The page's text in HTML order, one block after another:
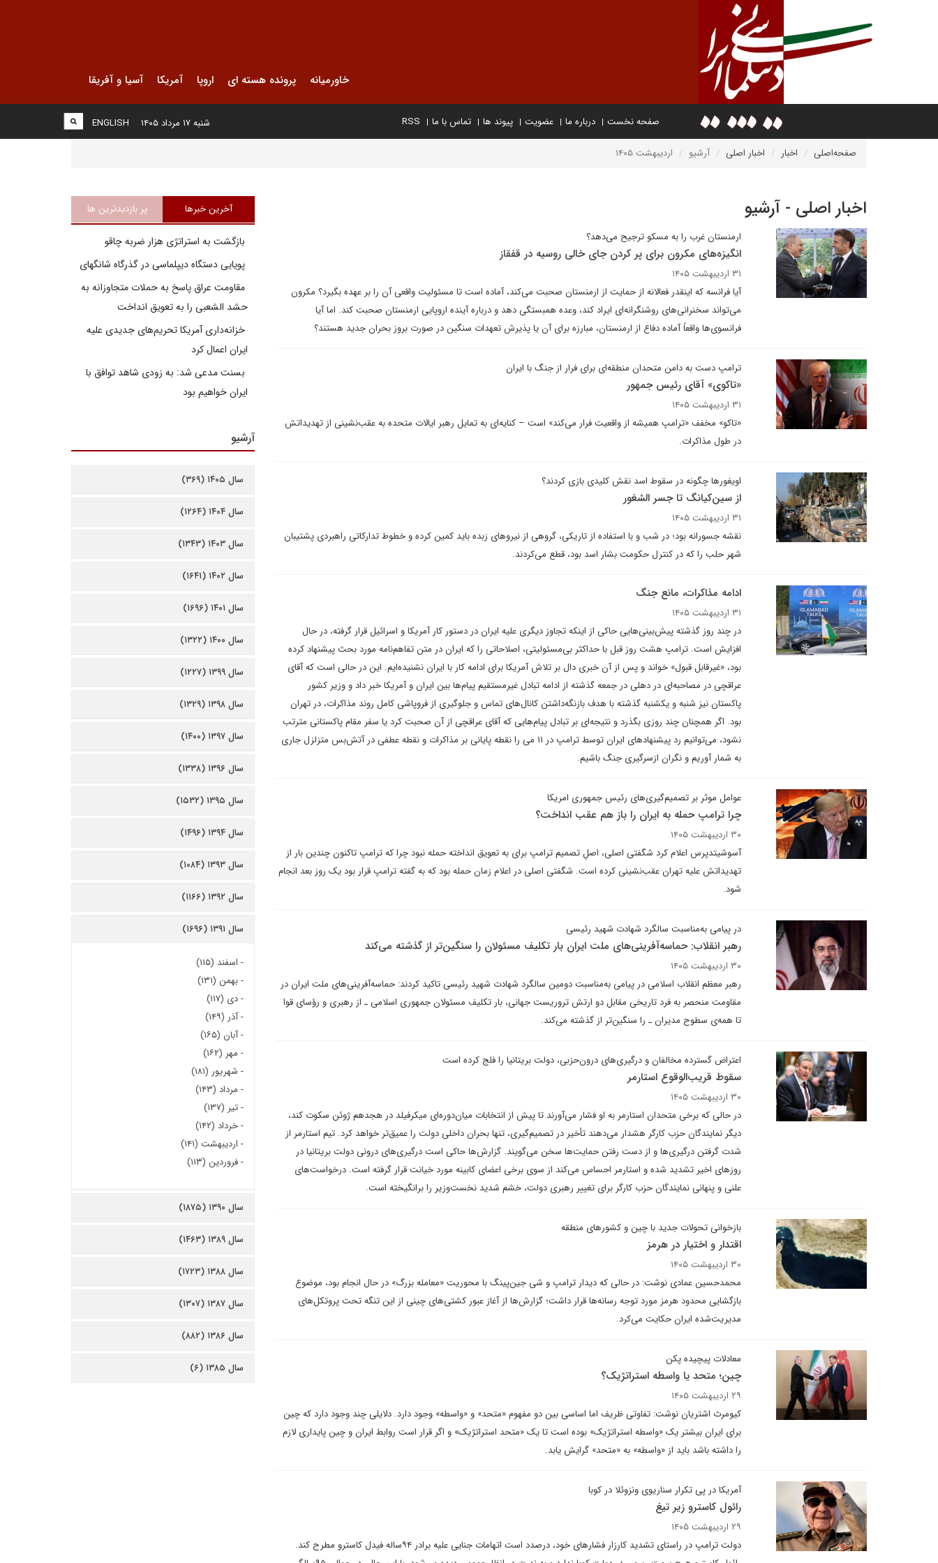
خاورمیانه پرونده هسته ای اروپا آمریکا آسیا و آفریقا
صفحه نخست درباره ما عضویت پیوند ها تماس با ما RSS
ENGLISH شنبه ۱۷ مرداد ۱۴۰۵
صفحه‌اصلی اخبار اخبار اصلی آرشیو اردیبهشت ۱۴۰۵
اخبار اصلی - آرشیو
ارمنستان غرب را به مسکو ترجیح می‌دهد؟
انگیزه‌های مکرون برای پر کردن جای خالی روسیه در قفقاز
۳۱ اردیبهشت ۱۴۰۵
آیا فرانسه که اینقدر فعالانه از حمایت از ارمنستان صحبت می‌کند، آماده است تا مسئولیت واقعی آن را بر عهده بگیرد؟ مکرون
می‌تواند سخنرانی‌های روشنگرانه‌ای ایراد کند، وعده همبستگی دهد و درباره آینده اروپایی ارمنستان صحبت کند. اما آیا
فرانسوی‌ها واقعاً آماده دفاع از ارمنستان، مبارزه برای آن یا پذیرش تعهدات سنگین در صورت بروز بحران جدید هستند؟
ترامپ دست به دامن متحدان منطقه‌ای برای فرار از جنگ با ایران
«تاکوی» آقای رئیس جمهور
۳۱ اردیبهشت ۱۴۰۵
«تاکو» مخفف «ترامپ همیشه از واقعیت فرار می‌کند» است – کنایه‌ای به تمایل رهبر ایالات متحده به عقب‌نشینی از تهدیداتش
در طول مذاکرات.
اویغورها چگونه در سقوط اسد نقش کلیدی بازی کردند؟
از سین‌کیانگ تا جسر الشغور
۳۱ اردیبهشت ۱۴۰۵
نقشه جسورانه بود؛ در شب و با استفاده از تاریکی، گروهی از نیروهای زبده باید کمین کرده و خطوط تدارکاتی راهبردی پشتیبان
شهر حلب را که در کنترل حکومت بشار اسد بود، قطع می‌کردند.
ادامه مذاکرات، مانع جنگ
۳۱ اردیبهشت ۱۴۰۵
در چند روز گذشته پیش‌بینی‌هایی حاکی از اینکه تجاوز دیگری علیه ایران در دستور کار آمریکا و اسرائیل قرار گرفته، در حال
افزایش است. ترامپ هشت روز قبل با حداکثر بی‌مسئولیتی، اصلاحاتی را که ایران در متن تفاهم‌نامه مورد بحث پیشنهاد کرده
بود، «غیرقابل قبول» خواند و پس از آن خبری دال بر تلاش آمریکا برای ادامه کار با ایران نشنیده‌ایم. این در حالی است که آقای
عراقچی در مصاحبه‌ای در دهلی در جمعه گذشته از ادامه تبادل غیرمستقیم پیام‌ها بین ایران و آمریکا خبر داد و وزیر کشور
پاکستان نیز شنبه و یکشنبه گذشته با هدف باز‌نگه‌داشتن کانال‌های تماس و جلوگیری از فروپاشی کامل روند مذاکرات، در تهران
بود. اگر همچنان چند روزی بگذرد و نتیجه‌ای بر تبادل پیام‌هایی که آقای عراقچی از آن صحبت کرد‌ یا سفر مقام پاکستانی مترتب
نشود، می‌توانیم رد پیشنهادهای ایران توسط ترامپ در ۱۱ می‌ را نقطه پایانی بر مذاکرات و نقطه عطفی در آتش‌بس متزلزل جاری
به شمار آوریم و نگران ازسرگیری جنگ باشیم.
عوامل موثر بر تصمیم‌گیری‌های رئیس جمهوری امریکا
چرا ترامپ حمله به ایران را باز هم عقب انداخت؟
۳۰ اردیبهشت ۱۴۰۵
آسوشیتدپرس اعلام کرد شگفتی اصلی، اصلِ تصمیم ترامپ برای به تعویق انداخته حمله نبود چرا که ترامپ تاکنون چندین بار از
تهدیداتش علیه تهران عقب‌نشینی کرده است. شگفتی اصلی در اعلام زمان حمله بود که به گفته ترامپ قرار بود یک روز بعد انجام
شود.
در پیامی به‌مناسبت سالگرد شهادت شهید رئیسی
رهبر انقلاب: حماسه‌آفرینی‌های ملت ایران بار تکلیف مسئولان را سنگین‌تر از گذشته می‌کند
۳۰ اردیبهشت ۱۴۰۵
رهبر معظم انقلاب اسلامی در پیامی به‌مناسبت دومین سالگرد شهادت شهید رئیسی تاکید کردند: حماسه‌آفرینی‌های ملت ایران در
مقاومت منحصر به فرد تاریخی مقابل دو ارتش تروریست جهانی، بار تکلیف مسئولان جمهوری اسلامی ـ از رهبری و رؤسای قوا
تا همه‌ی سطوح مدیران ـ را سنگین‌تر از گذشته می‌کند.
اعتراض گسترده مخالفان و درگیری‌های درون‌حزبی، دولت بریتانیا را فلج کرده است
سقوط قریب‌الوقوع استارمر
۳۰ اردیبهشت ۱۴۰۵
در حالی که برخی متحدان استارمر به او فشار می‌آورند تا پیش از انتخابات میان‌دوره‌ای میکرفیلد در هجدهم ژوئن سکوت کند،
دیگر نمایندگان حزب کارگر هشدار می‌دهند تأخیر در تصمیم‌گیری، تنها بحران داخلی دولت را عمیق‌تر خواهد کرد. تیم استارمر از
شدت گرفتن درگیری‌ها و از دست رفتن حمایت‌ها سخن می‌گویند. گزارش‌ها حاکی است درگیری‌های درونی دولت بریتانیا در
روزهای اخیر تشدید شده و استارمر احساس می‌کند از سوی برخی اعضای کابینه مورد خیانت قرار گرفته است. درخواست‌های
علنی و پنهانی نمایندگان حزب کارگر برای تغییر رهبری دولت، خشم شدید نخست‌وزیر را برانگیخته است.
بازخوانی تحولات جدید با چین و کشورهای منطقه
اقتدار و اختیار در هرمز
۳۰ اردیبهشت ۱۴۰۵
محمد‌حسین عمادی نوشت: در حالی که دیدار ترامپ و شی جین‌پینگ با محوریت «معامله بزرگ» در حال انجام بود، موضوع
بازگشایی محدود هرمز مورد توجه رسانه‌ها قرار داشت؛ گزارش‌ها از آغاز عبور کشتی‌های چینی از این تنگه تحت پروتکل‌های
مدیریت‌شده ایران حکایت می‌کرد.
معادلات پیچیده پکن
چین؛ متحد یا واسطه استراتژیک؟
۲۹ اردیبهشت ۱۴۰۵
کیومرث اشتریان نوشت: تفاوتی ظریف اما اساسی بین دو مفهوم «متحد» و «واسطه» وجود دارد. دلایلی چند وجود دارد که چین
برای ایران بیشتر یک «واسطه استراتژیک» بوده است تا یک «متحد استراتژیک» و اگر قرار است روابط ایران و چین پایداری لازم
را داشته باشد باید از «واسطه» به «متحد» گرایش یابد.
آمریکا در پی تکرار سناریوی ونزوئلا در کوبا
رائول کاسترو زیر تیغ
۲۹ اردیبهشت ۱۴۰۵
دولت ترامپ در راستای تشدید کارزار فشارهای خود، درصدد است اتهامات جنایی علیه برادر ۹۴ساله فیدل کاسترو مطرح کند.
آخرین خبرها پر بازدیدترین ها
بازگشت به استراتژی هزار ضربه چاقو
پویایی دستگاه دیپلماسی در گذرگاه شانگهای
مقاومت عراق پاسخ به حملات متجاوزانه به
حشد الشعبی را به تعویق انداخت
خزانه‌داری آمریکا تحریم‌های جدیدی علیه
ایران اعمال کرد
بسنت مدعی شد: به زودی شاهد توافق با
ایران خواهیم بود
آرشیو
سال ۱۴۰۵ (۳۶۹)
سال ۱۴۰۴ (۱۲۶۴)
سال ۱۴۰۳ (۱۳۴۳)
سال ۱۴۰۲ (۱۶۴۱)
سال ۱۴۰۱ (۱۶۹۶)
سال ۱۴۰۰ (۱۳۲۲)
سال ۱۳۹۹ (۱۲۲۷)
سال ۱۳۹۸ (۱۳۲۹)
سال ۱۳۹۷ (۱۴۰۰)
سال ۱۳۹۶ (۱۳۳۸)
سال ۱۳۹۵ (۱۵۳۲)
سال ۱۳۹۴ (۱۴۹۶)
سال ۱۳۹۳ (۱۰۸۴)
سال ۱۳۹۲ (۱۱۶۶)
سال ۱۳۹۱ (۱۶۹۶)
- اسفند (۱۱۵)
-بهمن (۱۳۱)
-دی (۱۱۷)
-آذر (۱۴۹)
-آبان (۱۶۵)
- مهر (۱۶۲)
- شهریور (۱۸۱)
- مرداد (۱۴۳)
-تیر (۱۳۷)
-خرداد (۱۴۲)
- اردیبهشت (۱۴۱)
-فروردین (۱۱۳)
سال ۱۳۹۰ (۱۸۷۵)
سال ۱۳۸۹ (۱۴۶۳)
سال ۱۳۸۸ (۱۷۲۳)
سال ۱۳۸۷ (۱۳۰۷)
سال ۱۳۸۶ (۸۸۲)
سال ۱۳۸۵ (۶)